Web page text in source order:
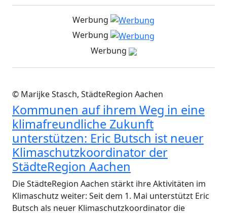
Werbung
Werbung
Werbung
© Marijke Stasch, StädteRegion Aachen
Kommunen auf ihrem Weg in eine
klimafreundliche Zukunft
unterstützen: Eric Butsch ist neuer
Klimaschutzkoordinator der
StädteRegion Aachen
Die StädteRegion Aachen stärkt ihre Aktivitäten im
Klimaschutz weiter: Seit dem 1. Mai unterstützt Eric
Butsch als neuer Klimaschutzkoordinator die